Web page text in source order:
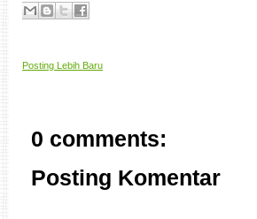
Posting Lebih Baru
0 comments:
Posting Komentar